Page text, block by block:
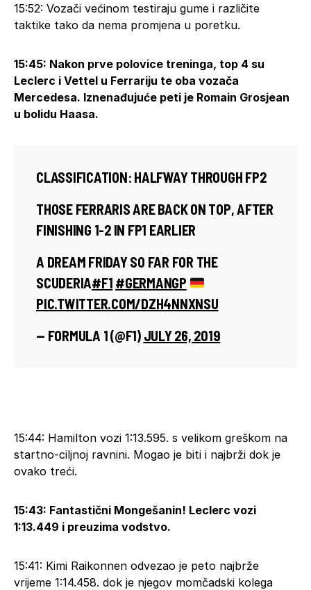
15:52: Vozači većinom testiraju gume i različite
taktike tako da nema promjena u poretku.
15:45: Nakon prve polovice treninga, top 4 su
Leclerc i Vettel u Ferrariju te oba vozača
Mercedesa. Iznenađujuće peti je Romain Grosjean
u bolidu Haasa.
CLASSIFICATION: HALFWAY THROUGH FP2
THOSE FERRARIS ARE BACK ON TOP, AFTER
FINISHING 1-2 IN FP1 EARLIER
A DREAM FRIDAY SO FAR FOR THE
SCUDERIA#F1 #GERMANGP
PIC.TWITTER.COM/DZH4NNXNSU
— FORMULA 1 (@F1) JULY 26, 2019
15:44: Hamilton vozi 1:13.595. s velikom greškom na
startno-ciljnoj ravnini. Mogao je biti i najbrži dok je
ovako treći.
15:43: Fantastični Mongešanin! Leclerc vozi
1:13.449 i preuzima vodstvo.
15:41: Kimi Raikonnen odvezao je peto najbrže
vrijeme 1:14.458. dok je njegov momčadski kolega